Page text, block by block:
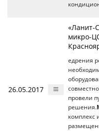
26.05.2017
«Ланит-
микро-
едрения
провели
решения.
комплекс